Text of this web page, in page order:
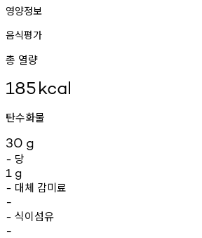
영양정보
음식평가
총 열량
185kcal
탄수화물
30 g
- 당
1 g
- 대체 감미료
-
- 식이섬유
-